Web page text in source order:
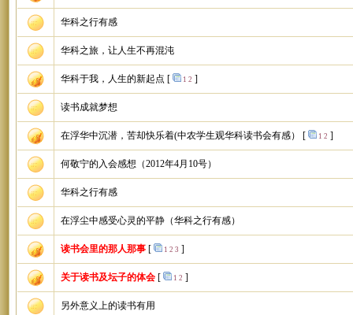
华科之行有感
华科之旅，让人生不再混沌
华科于我，人生的新起点 [ 1 2 ]
读书成就梦想
在浮华中沉潜，苦却快乐着(中农学生观华科读书会有感） [ 1 2 ]
何敬宁的入会感想（2012年4月10号）
华科之行有感
在浮尘中感受心灵的平静（华科之行有感）
读书会里的那人那事 [ 1 2 3 ]
关于读书及坛子的体会 [ 1 2 ]
另外意义上的读书有用